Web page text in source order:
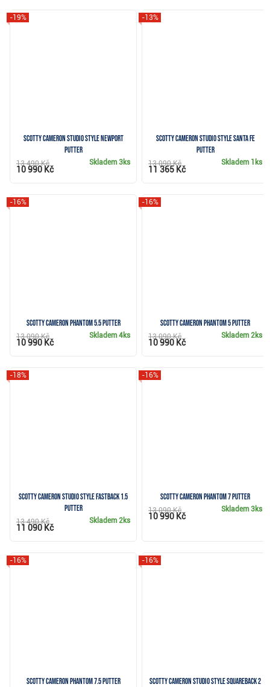
Scotty Cameron Studio Style Newport
putter
-19%
Skladem3ks
13 490 Kč
10 990 Kč
Scotty Cameron Studio Style Santa Fe
putter
-13%
Skladem 1ks
13 090 Kč
11 365 Kč
Scotty Cameron Phantom 5.5 putter
-16%
Skladem4ks
13 090 Kč
10 990 Kč
Scotty Cameron Phantom 5 putter
-16%
Skladem2ks
13 090 Kč
10 990 Kč
Scotty Cameron Studio Style Fastback 1.5
putter
-18%
Skladem 2ks
13 490 Kč
11 090 Kč
Scotty Cameron Phantom 7 putter
-16%
Skladem3ks
13 090 Kč
10 990 Kč
Scotty Cameron Phantom 7.5 putter
-16%
Scotty Cameron Studio Style Squareback 2
-16%